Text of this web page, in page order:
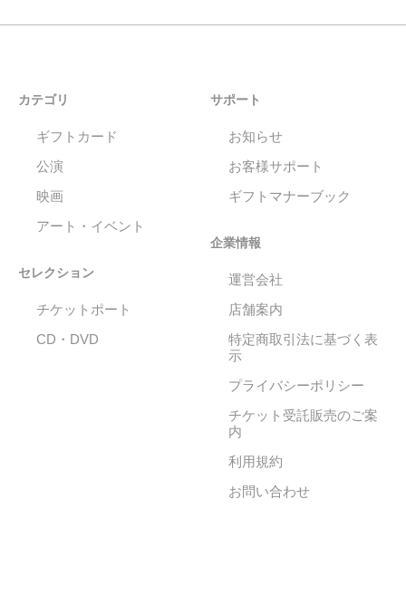
カテゴリ
ギフトカード
公演
映画
アート・イベント
セレクション
チケットポート
CD・DVD
サポート
お知らせ
お客様サポート
ギフトマナーブック
企業情報
運営会社
店舗案内
特定商取引法に基づく表
示
プライバシーポリシー
チケット受託販売のご案
内
利用規約
お問い合わせ